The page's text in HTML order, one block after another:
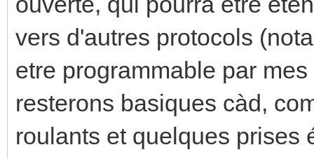
vers d'autres protocols
etre programmable par
resterons basiques càd,
roulants et quelques prises